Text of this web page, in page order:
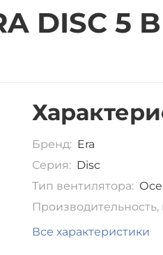
DISC 5
Бренд: Era
Серия: Disc
Тип вентилятора:
Производительность,
Все характеристики